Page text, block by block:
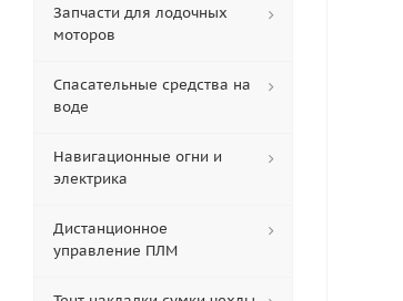
Запчасти для лодочных
моторов
Спасательные средства на
воде
Навигационные огни и
электрика
Дистанционное
управление ПЛМ